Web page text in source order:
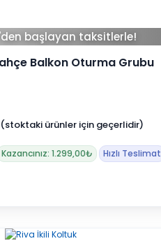
başlayan taksitlerle!
Balkon Oturma Grubu
devam ediyor
Kazancınız: 1.299,00₺ Hızlı Teslimat